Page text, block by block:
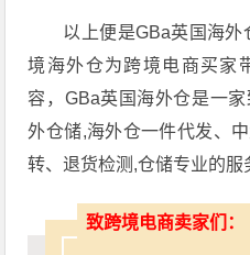
以上便是GBa英国海外
境海外仓为跨境电商买家
容，GBa英国海外仓是一
外仓储,海外仓一件代发、
转、退货检测,仓储专业的服
致跨境电商卖家们：